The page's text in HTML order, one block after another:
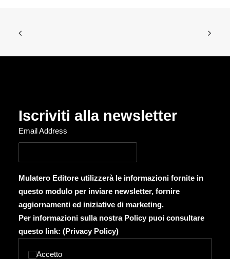
Iscriviti alla newsletter
Email Address
Mulatero Editore utilizzerà le informazioni fornite in
questo modulo per inviare newsletter, fornire
aggiornamenti ed iniziative di marketing.
Per informazioni sulla nostra Policy puoi consultare
questo link: (Privacy Policy)
Accetto